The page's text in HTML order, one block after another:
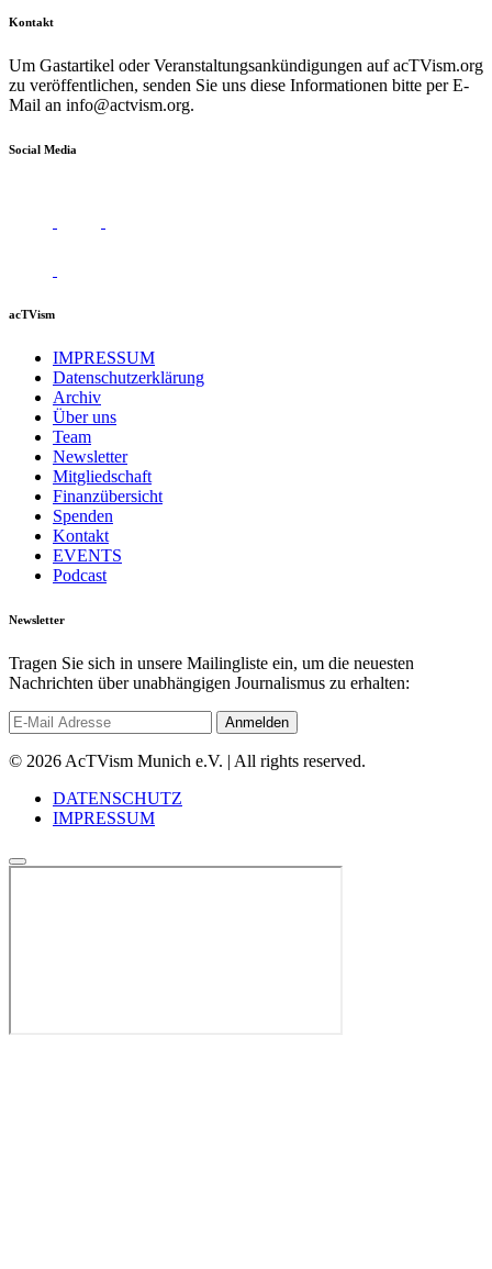
Kontakt
Um Gastartikel oder Veranstaltungsankündigungen auf acTVism.org
zu veröffentlichen, senden Sie uns diese Informationen bitte per E-
Mail an info@actvism.org.
Social Media
acTVism
IMPRESSUM
Datenschutzerklärung
Archiv
Über uns
Team
Newsletter
Mitgliedschaft
Finanzübersicht
Spenden
Kontakt
EVENTS
Podcast
Newsletter
Tragen Sie sich in unsere Mailingliste ein, um die neuesten
Nachrichten über unabhängigen Journalismus zu erhalten:
© 2026 AcTVism Munich e.V. | All rights reserved.
DATENSCHUTZ
IMPRESSUM